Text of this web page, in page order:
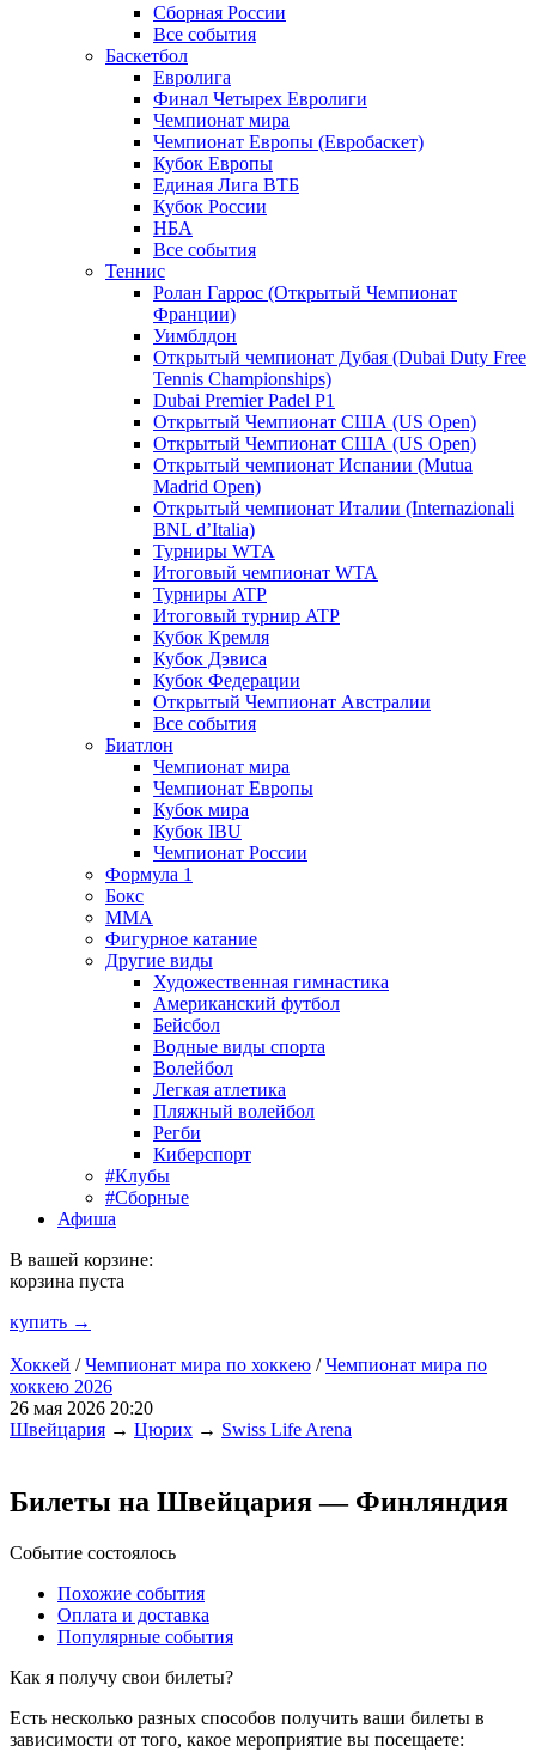
Сборная России
Все события
Баскетбол
Евролига
Финал Четырех Евролиги
Чемпионат мира
Чемпионат Европы (Евробаскет)
Кубок Европы
Единая Лига ВТБ
Кубок России
НБА
Все события
Теннис
Ролан Гаррос (Открытый Чемпионат
Франции)
Уимблдон
Открытый чемпионат Дубая (Dubai Duty Free
Tennis Championships)
Dubai Premier Padel P1
Открытый Чемпионат США (US Open)
Открытый Чемпионат США (US Open)
Открытый чемпионат Испании (Mutua
Madrid Open)
Открытый чемпионат Италии (Internazionali
BNL d’Italia)
Турниры WTA
Итоговый чемпионат WTA
Турниры ATP
Итоговый турнир ATP
Кубок Кремля
Кубок Дэвиса
Кубок Федерации
Открытый Чемпионат Австралии
Все события
Биатлон
Чемпионат мира
Чемпионат Европы
Кубок мира
Кубок IBU
Чемпионат России
Формула 1
Бокс
MMA
Фигурное катание
Другие виды
Художественная гимнастика
Американский футбол
Бейсбол
Водные виды спорта
Волейбол
Легкая атлетика
Пляжный волейбол
Регби
Киберспорт
#Клубы
#Сборные
Афиша
В вашей корзине:
корзина пуста
купить →
Хоккей /Чемпионат мира по хоккею /Чемпионат мира по
хоккею 2026
26 мая 2026 20:20
Швейцария → Цюрих → Swiss Life Arena
Билеты на Швейцария — Финляндия
Событие состоялось
Похожие события
Оплата и доставка
Популярные события
Как я получу свои билеты?
Есть несколько разных способов получить ваши билеты в
зависимости от того, какое мероприятие вы посещаете: